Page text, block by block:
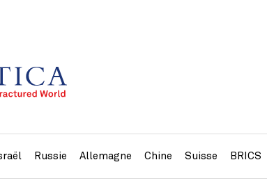
Russie Allemagne Chine Suisse BRICS